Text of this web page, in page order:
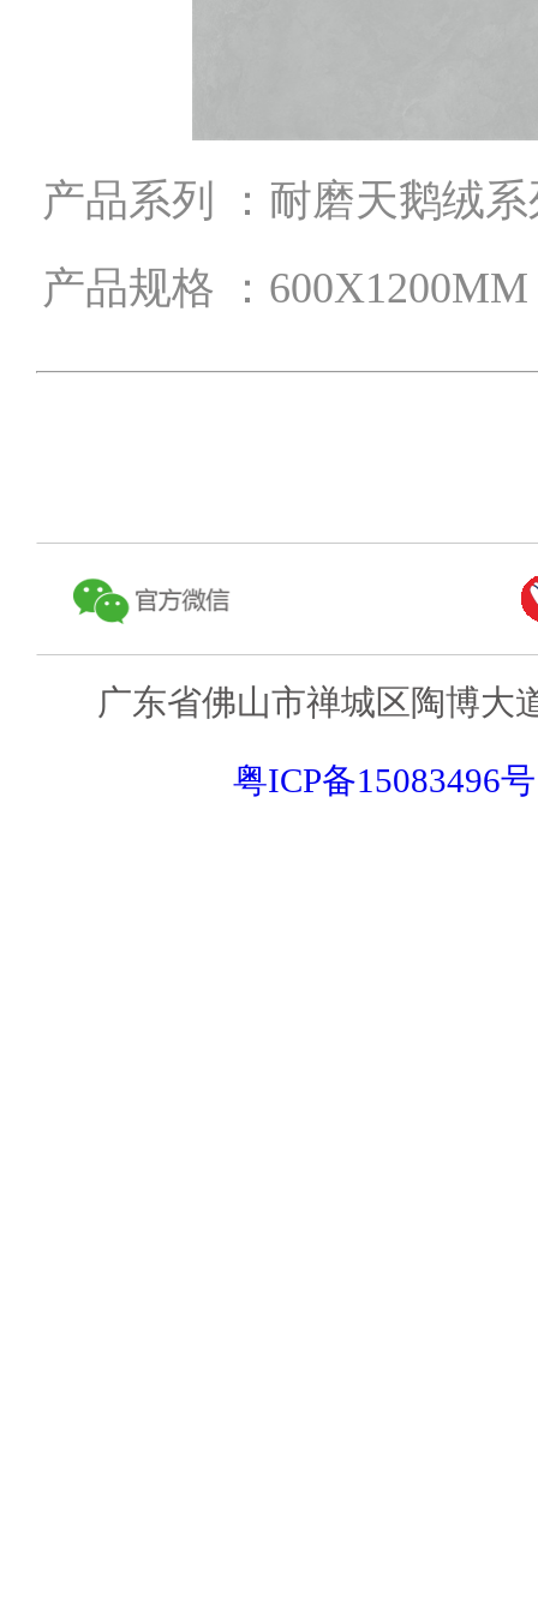
产品系列 ：耐磨天鹅绒
产品规格 ：600X1200MM
广东省佛山市禅城区陶博大
粤ICP备15083496号